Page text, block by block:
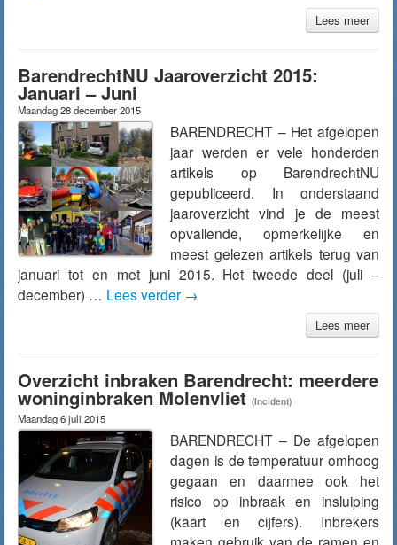
Lees meer
BarendrechtNU Jaaroverzicht 2015:
Januari – Juni
Maandag 28 december 2015
BARENDRECHT – Het afgelopen
jaar werden er vele honderden
artikels op BarendrechtNU
gepubliceerd. In onderstaand
jaaroverzicht vind je de meest
opvallende, opmerkelijke en
meest gelezen artikels terug van
januari tot en met juni 2015. Het tweede deel (juli –
december) … Lees verder →
Lees meer
Overzicht inbraken Barendrecht: meerdere
woninginbraken Molenvliet (Incident)
Maandag 6 juli 2015
BARENDRECHT – De afgelopen
dagen is de temperatuur omhoog
gegaan en daarmee ook het
risico op inbraak en insluiping
(kaart en cijfers). Inbrekers